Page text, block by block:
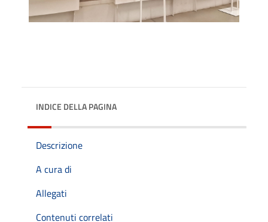
INDICE DELLA PAGINA
Descrizione
A cura di
Allegati
Contenuti correlati